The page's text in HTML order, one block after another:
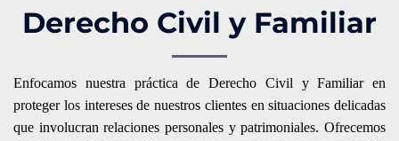
Derecho Civil y Familiar
Enfocamos nuestra práctica de Derecho Civil y Familiar en
proteger los intereses de nuestros clientes en situaciones delicadas
que involucran relaciones personales y patrimoniales. Ofrecemos